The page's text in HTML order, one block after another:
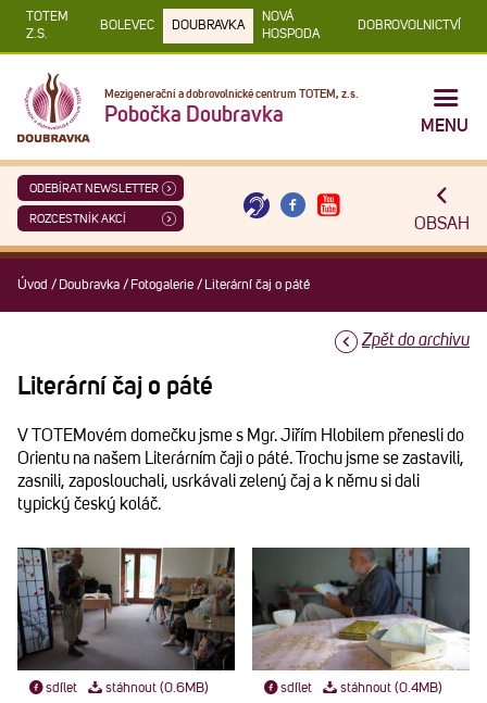
TOTEM
Z.S.
BOLEVEC DOUBRAVKA
NOVÁ
HOSPODA
DOBROVOLNICTVÍ
Mezigenerační a dobrovolnické centrum TOTEM, z.s.
Pobočka Doubravka
MENU
ODEBÍRAT NEWSLETTER
ROZCESTNÍK AKCÍ OBSAH
Úvod / Doubravka / Fotogalerie / Literární čaj o páté
Zpět do archivu
Literární čaj o páté
V TOTEMovém domečku jsme s Mgr. Jiřím Hlobilem přenesli do
Orientu na našem Literárním čaji o páté. Trochu jsme se zastavili,
zasnili, zaposlouchali, usrkávali zelený čaj a k němu si dali
typický český koláč.
sdílet stáhnout (0.6MB) sdílet stáhnout (0.4MB)